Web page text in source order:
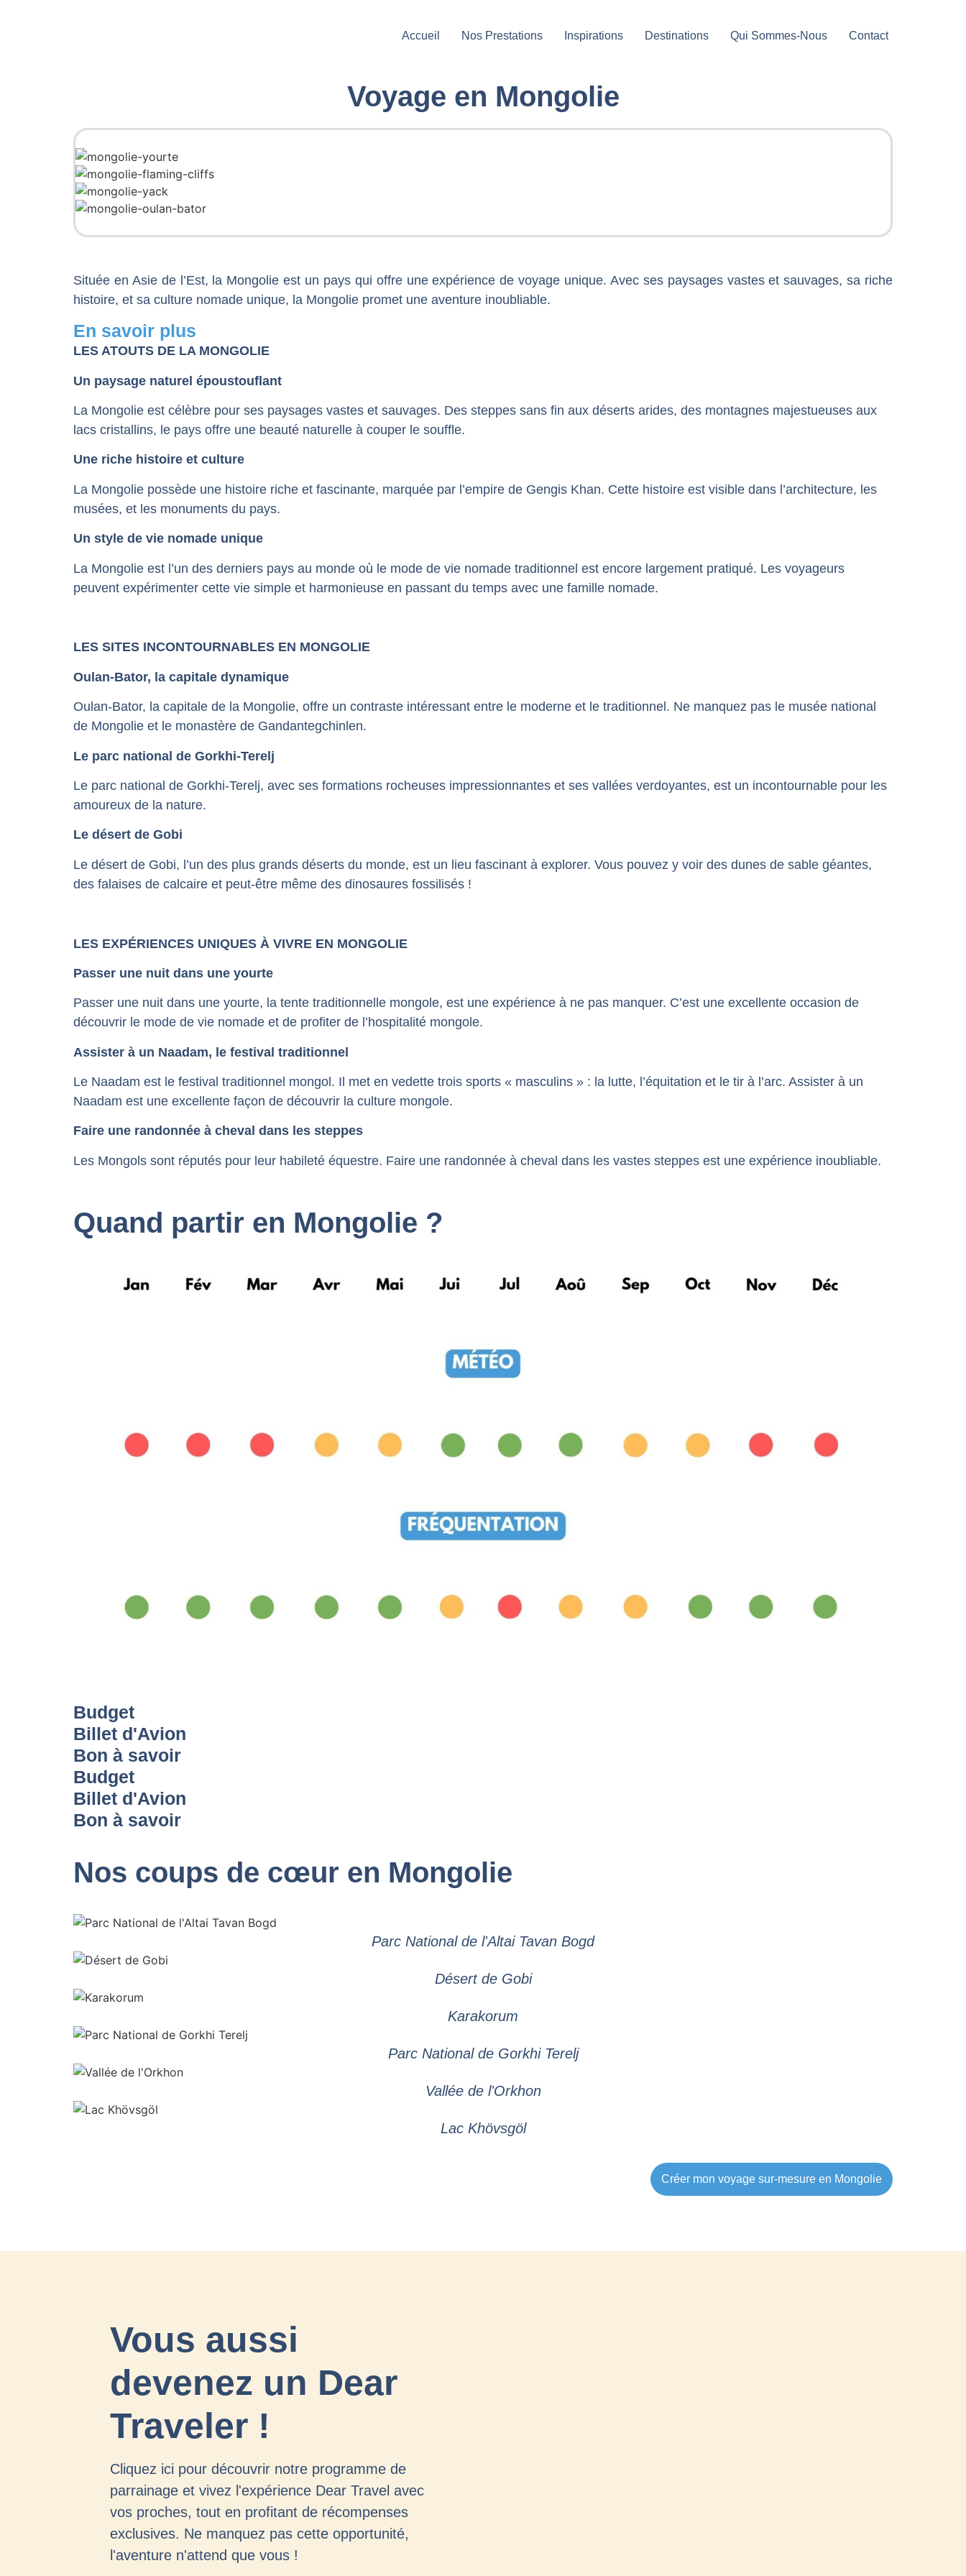
Accueil Nos Prestations Inspirations Destinations Qui Sommes-Nous Contact
Voyage en Mongolie
Située en Asie de l’Est, la Mongolie est un pays qui offre une expérience de voyage unique. Avec ses paysages vastes et sauvages, sa riche
histoire, et sa culture nomade unique, la Mongolie promet une aventure inoubliable.
En savoir plus
LES ATOUTS DE LA MONGOLIE
Un paysage naturel époustouflant
La Mongolie est célèbre pour ses paysages vastes et sauvages. Des steppes sans fin aux déserts arides, des montagnes majestueuses aux
lacs cristallins, le pays offre une beauté naturelle à couper le souffle.
Une riche histoire et culture
La Mongolie possède une histoire riche et fascinante, marquée par l’empire de Gengis Khan. Cette histoire est visible dans l’architecture, les
musées, et les monuments du pays.
Un style de vie nomade unique
La Mongolie est l’un des derniers pays au monde où le mode de vie nomade traditionnel est encore largement pratiqué. Les voyageurs
peuvent expérimenter cette vie simple et harmonieuse en passant du temps avec une famille nomade.
LES SITES INCONTOURNABLES EN MONGOLIE
Oulan-Bator, la capitale dynamique
Oulan-Bator, la capitale de la Mongolie, offre un contraste intéressant entre le moderne et le traditionnel. Ne manquez pas le musée national
de Mongolie et le monastère de Gandantegchinlen.
Le parc national de Gorkhi-Terelj
Le parc national de Gorkhi-Terelj, avec ses formations rocheuses impressionnantes et ses vallées verdoyantes, est un incontournable pour les
amoureux de la nature.
Le désert de Gobi
Le désert de Gobi, l’un des plus grands déserts du monde, est un lieu fascinant à explorer. Vous pouvez y voir des dunes de sable géantes,
des falaises de calcaire et peut-être même des dinosaures fossilisés !
LES EXPÉRIENCES UNIQUES À VIVRE EN MONGOLIE
Passer une nuit dans une yourte
Passer une nuit dans une yourte, la tente traditionnelle mongole, est une expérience à ne pas manquer. C’est une excellente occasion de
découvrir le mode de vie nomade et de profiter de l’hospitalité mongole.
Assister à un Naadam, le festival traditionnel
Le Naadam est le festival traditionnel mongol. Il met en vedette trois sports « masculins » : la lutte, l’équitation et le tir à l’arc. Assister à un
Naadam est une excellente façon de découvrir la culture mongole.
Faire une randonnée à cheval dans les steppes
Les Mongols sont réputés pour leur habileté équestre. Faire une randonnée à cheval dans les vastes steppes est une expérience inoubliable.
Quand partir en Mongolie ?
Budget
Billet d'Avion
Bon à savoir
Budget
Billet d'Avion
Bon à savoir
Nos coups de cœur en Mongolie
Parc National de l'Altai Tavan Bogd
Désert de Gobi
Karakorum
Parc National de Gorkhi Terelj
Vallée de l'Orkhon
Lac Khövsgöl
Créer mon voyage sur-mesure en Mongolie
Vous aussi
devenez un Dear
Traveler !
Cliquez ici pour découvrir notre programme de
parrainage et vivez l'expérience Dear Travel avec
vos proches, tout en profitant de récompenses
exclusives. Ne manquez pas cette opportunité,
l'aventure n'attend que vous !